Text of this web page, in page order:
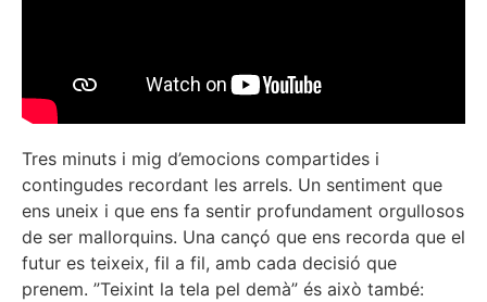
Tres minuts i mig d’emocions compartides i
contingudes recordant les arrels. Un sentiment que
ens uneix i que ens fa sentir profundament orgullosos
de ser mallorquins. Una cançó que ens recorda que el
futur es teixeix, fil a fil, amb cada decisió que
prenem. ”Teixint la tela pel demà” és això també: